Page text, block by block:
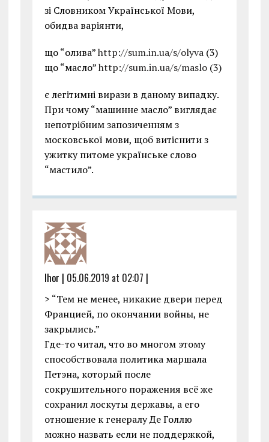
зі Словником Української Мови,
обидва варіянти,
що “олива”http://sum.in.ua/s/olyva(3)
що “масло”http://sum.in.ua/s/maslo(3)
є легітимні вирази в даному випадку.
При чому “машинне масло” виглядає
непотрібним запозиченням з
московської мови, щоб витіснити з
ужитку питоме українське слово
“мастило”.
Ihor | 05.06.2019 at 02:07 |
> “Тем не менее, никакие двери перед
Францией, по окончании войны, не
закрылись.”
Где-то читал, что во многом этому
способствовала политика маршала
Петэна, который после
сокрушительного поражения всё же
сохранил лоскуты державы, а его
отношение к генералу Де Голлю
можно назвать если не поддержкой,